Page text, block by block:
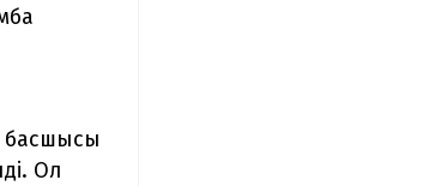
басшысы
Ол